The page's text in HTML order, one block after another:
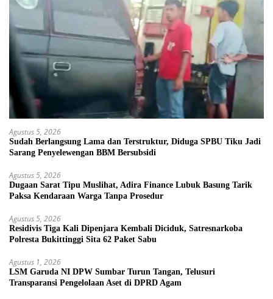
Agustus 5, 2026
Sudah Berlangsung Lama dan Terstruktur, Diduga SPBU Tiku Jadi
Sarang Penyelewengan BBM Bersubsidi
Agustus 5, 2026
Dugaan Sarat Tipu Muslihat, Adira Finance Lubuk Basung Tarik
Paksa Kendaraan Warga Tanpa Prosedur
Agustus 5, 2026
Residivis Tiga Kali Dipenjara Kembali Diciduk, Satresnarkoba
Polresta Bukittinggi Sita 62 Paket Sabu
Agustus 1, 2026
LSM Garuda NI DPW Sumbar Turun Tangan, Telusuri
Transparansi Pengelolaan Aset di DPRD Agam